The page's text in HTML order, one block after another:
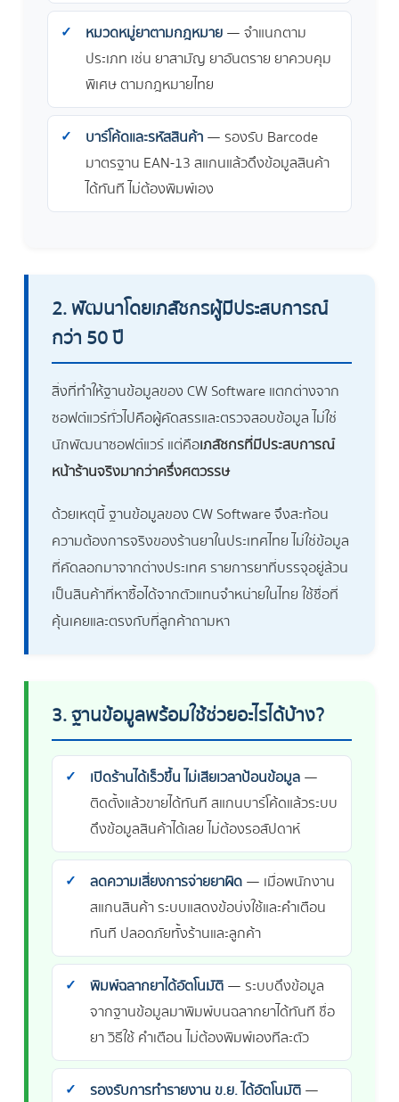
หมวดหมู่ยาตามกฎหมาย— จำแนกตาม
ประเภท เช่น ยาสามัญ ยาอันตราย ยาควบคุม
พิเศษ ตามกฎหมายไทย
บาร์โค้ดและรหัสสินค้า— รองรับ Barcode
มาตรฐาน EAN-13 สแกนแล้วดึงข้อมูลสินค้า
ได้ทันที ไม่ต้องพิมพ์เอง
2. พัฒนาโดยเภสัชกรผู้มีประสบการณ์
กว่า 50 ปี
สิ่งที่ทำให้ฐานข้อมูลของ CW Software แตกต่างจาก
ซอฟต์แวร์ทั่วไปคือผู้คัดสรรและตรวจสอบข้อมูล ไม่ใช่
นักพัฒนาซอฟต์แวร์ แต่คือเภสัชกรที่มีประสบการณ์
หน้าร้านจริงมากว่าครึ่งศตวรรษ
ด้วยเหตุนี้ ฐานข้อมูลของ CW Software จึงสะท้อน
ความต้องการจริงของร้านยาในประเทศไทย ไม่ใช่ข้อมูล
ที่คัดลอกมาจากต่างประเทศ รายการยาที่บรรจุอยู่ล้วน
เป็นสินค้าที่หาซื้อได้จากตัวแทนจำหน่ายในไทย ใช้ชื่อที่
คุ้นเคยและตรงกับที่ลูกค้าถามหา
3. ฐานข้อมูลพร้อมใช้ช่วยอะไรได้บ้าง?
เปิดร้านได้เร็วขึ้น ไม่เสียเวลาป้อนข้อมูล—
ติดตั้งแล้วขายได้ทันที สแกนบาร์โค้ดแล้วระบบ
ดึงข้อมูลสินค้าได้เลย ไม่ต้องรอสัปดาห์
ลดความเสี่ยงการจ่ายยาผิด— เมื่อพนักงาน
สแกนสินค้า ระบบแสดงข้อบ่งใช้และคำเตือน
ทันที ปลอดภัยทั้งร้านและลูกค้า
พิมพ์ฉลากยาได้อัตโนมัติ— ระบบดึงข้อมูล
จากฐานข้อมูลมาพิมพ์บนฉลากยาได้ทันที ชื่อ
ยา วิธีใช้ คำเตือน ไม่ต้องพิมพ์เองทีละตัว
รองรับการทำรายงาน ข.ย. ได้อัตโนมัติ—